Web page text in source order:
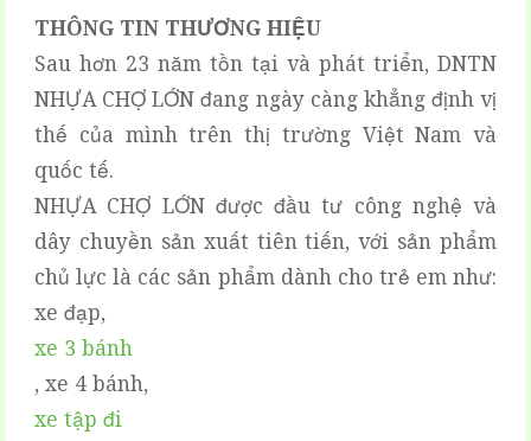
THÔNG TIN THƯƠNG HIỆU
Sau hơn 23 năm tồn tại và phát triển, DNTN
NHỰA CHỢ LỚN đang ngày càng khẳng định vị
thế của mình trên thị trường Việt Nam và
quốc tế.
NHỰA CHỢ LỚN được đầu tư công nghệ và
dây chuyền sản xuất tiên tiến, với sản phẩm
chủ lực là các sản phẩm dành cho trẻ em như:
xe đạp,
xe 3 bánh
, xe 4 bánh,
xe tập đi